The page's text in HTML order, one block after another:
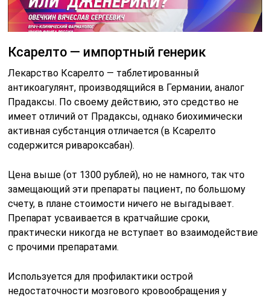
Ксарелто — импортный генерик
Лекарство Ксарелто — таблетированный
антикоагулянт, производящийся в Германии, аналог
Прадаксы. По своему действию, это средство не
имеет отличий от Прадаксы, однако биохимически
активная субстанция отличается (в Ксарелто
содержится ривароксабан).
Цена выше (от 1300 рублей), но не намного, так что
замещающий эти препараты пациент, по большому
счету, в плане стоимости ничего не выгадывает.
Препарат усваивается в кратчайшие сроки,
практически никогда не вступает во взаимодействие
с прочими препаратами.
Используется для профилактики острой
недостаточности мозгового кровообращения у